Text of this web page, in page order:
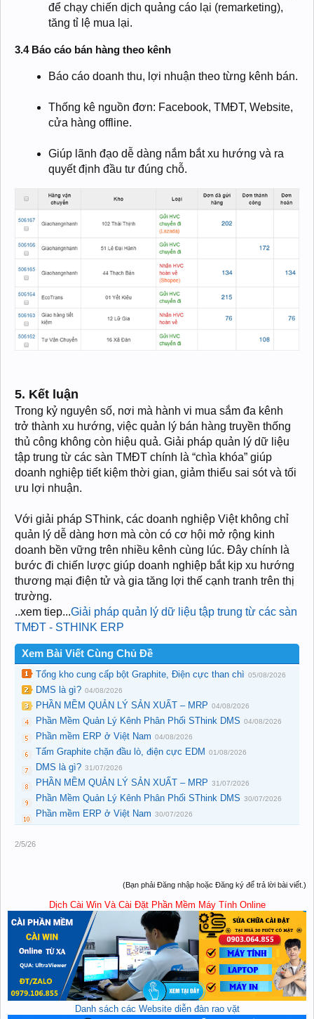
để chạy chiến dịch quảng cáo lại (remarketing),
tăng tỉ lệ mua lại.
3.4 Báo cáo bán hàng theo kênh
Báo cáo doanh thu, lợi nhuận theo từng kênh bán.
Thống kê nguồn đơn: Facebook, TMĐT, Website,
cửa hàng offline.
Giúp lãnh đạo dễ dàng nắm bắt xu hướng và ra
quyết định đầu tư đúng chỗ.
5. Kết luận
Trong kỷ nguyên số, nơi mà hành vi mua sắm đa kênh
trở thành xu hướng, việc quản lý bán hàng truyền thống
thủ công không còn hiệu quả. Giải pháp quản lý dữ liệu
tập trung từ các sàn TMĐT chính là “chìa khóa” giúp
doanh nghiệp tiết kiệm thời gian, giảm thiểu sai sót và tối
ưu lợi nhuận.
Với giải pháp SThink, các doanh nghiệp Việt không chỉ
quản lý dễ dàng hơn mà còn có cơ hội mở rộng kinh
doanh bền vững trên nhiều kênh cùng lúc. Đây chính là
bước đi chiến lược giúp doanh nghiệp bắt kịp xu hướng
thương mại điện tử và gia tăng lợi thế cạnh tranh trên thị
trường.
..xem tiep...Giải pháp quản lý dữ liệu tập trung từ các sàn
TMĐT - STHINK ERP
Xem Bài Viết Cùng Chủ Đề
Tổng kho cung cấp bột Graphite, Điện cực than chì 05/08/2026
DMS là gì? 04/08/2026
PHẦN MỀM QUẢN LÝ SẢN XUẤT – MRP 04/08/2026
Phần Mềm Quản Lý Kênh Phân Phối SThink DMS 04/08/2026
Phần mềm ERP ở Việt Nam 04/08/2026
Tấm Graphite chặn đầu lò, điện cực EDM 01/08/2026
DMS là gì? 31/07/2026
PHẦN MỀM QUẢN LÝ SẢN XUẤT – MRP 31/07/2026
Phần Mềm Quản Lý Kênh Phân Phối SThink DMS 30/07/2026
Phần mềm ERP ở Việt Nam 30/07/2026
2/5/26
(Bạn phải Đăng nhập hoặc Đăng ký để trả lời bài viết.)
Dịch Cài Win Và Cài Đặt Phần Mềm Máy Tính Online
Danh sách các Website diễn đàn rao vặt